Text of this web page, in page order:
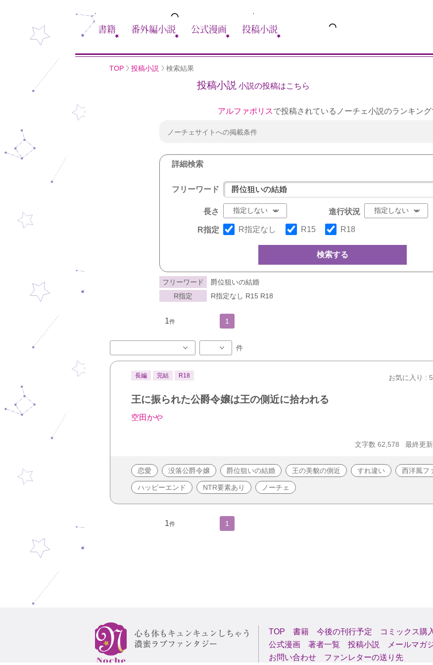
書籍 番外編小説 公式漫画 投稿小説
TOP 投稿小説 検索結果
投稿小説 小説の投稿はこちら
アルファポリスで投稿されているノーチェ小説のランキング
ノーチェサイトへの掲載条件
詳細検索
フリーワード
長さ 進行状況
R指定 R指定なし R15 R18
検索する
フリーワード
爵位狙いの結婚
R指定
R指定なし R15 R18
1件 1
件
長編 完結 R18 お気に入り :
王に振られた公爵令嬢は王の側近に拾われる
空田かや
文字数 62,578 最終更
恋愛 没落公爵令嬢 爵位狙いの結婚 王の美貌の側近 すれ違い 西洋風フ
ハッピーエンド NTR要素あり ノーチェ
1件 1
TOP 書籍 今後の刊行予定 コミックス購
公式漫画
著者一覧 投稿小説 メールマガ
お問い合わせ
ファンレターの送り先